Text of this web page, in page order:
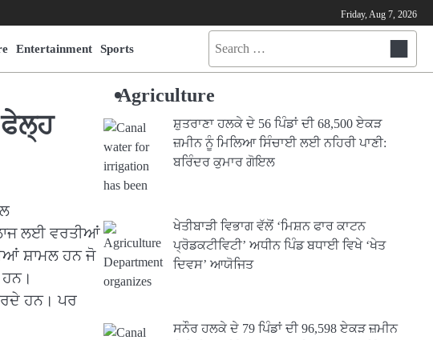
Friday, Aug 7, 2026
Entertainment Sports
Search
ਫੇਲ੍ਹ
ਲਈ ਵਰਤੀਆਂ
ਸ਼ਾਮਲ ਹਨ ਜੋ
ਹਨ। ਪਰ
Agriculture
ਸ਼ੁਤਰਾਣਾ ਹਲਕੇ ਦੇ 56 ਪਿੰਡਾਂ ਦੀ 68,500 ਏਕੜ
ਜ਼ਮੀਨ ਨੂੰ ਮਿਲਿਆ ਸਿੰਚਾਈ ਲਈ ਨਹਿਰੀ ਪਾਣੀ:
ਬਰਿੰਦਰ ਕੁਮਾਰ ਗੋਇਲ
ਖੇਤੀਬਾੜੀ ਵਿਭਾਗ ਵੱਲੋਂ ‘ਮਿਸ਼ਨ ਫਾਰ ਕਾਟਨ
ਪ੍ਰੋਡਕਟੀਵਿਟੀ’ ਅਧੀਨ ਪਿੰਡ ਬਧਾਈ ਵਿਖੇ ‘ਖੇਤ
ਦਿਵਸ’ ਆਯੋਜਿਤ
ਸਨੌਰ ਹਲਕੇ ਦੇ 79 ਪਿੰਡਾਂ ਦੀ 96,598 ਏਕੜ ਜ਼ਮੀਨ